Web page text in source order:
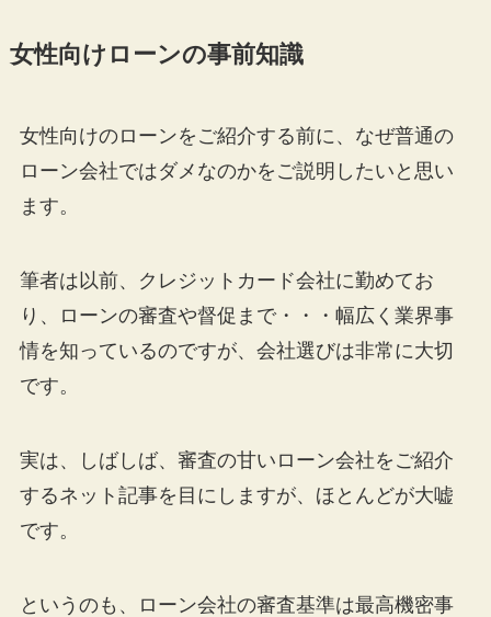
女性向けローンの事前知識
女性向けのローンをご紹介する前に、なぜ普通の
ローン会社ではダメなのかをご説明したいと思い
ます。
筆者は以前、クレジットカード会社に勤めてお
り、ローンの審査や督促まで・・・幅広く業界事
情を知っているのですが、会社選びは非常に大切
です。
実は、しばしば、審査の甘いローン会社をご紹介
するネット記事を目にしますが、ほとんどが大嘘
です。
というのも、ローン会社の審査基準は最高機密事